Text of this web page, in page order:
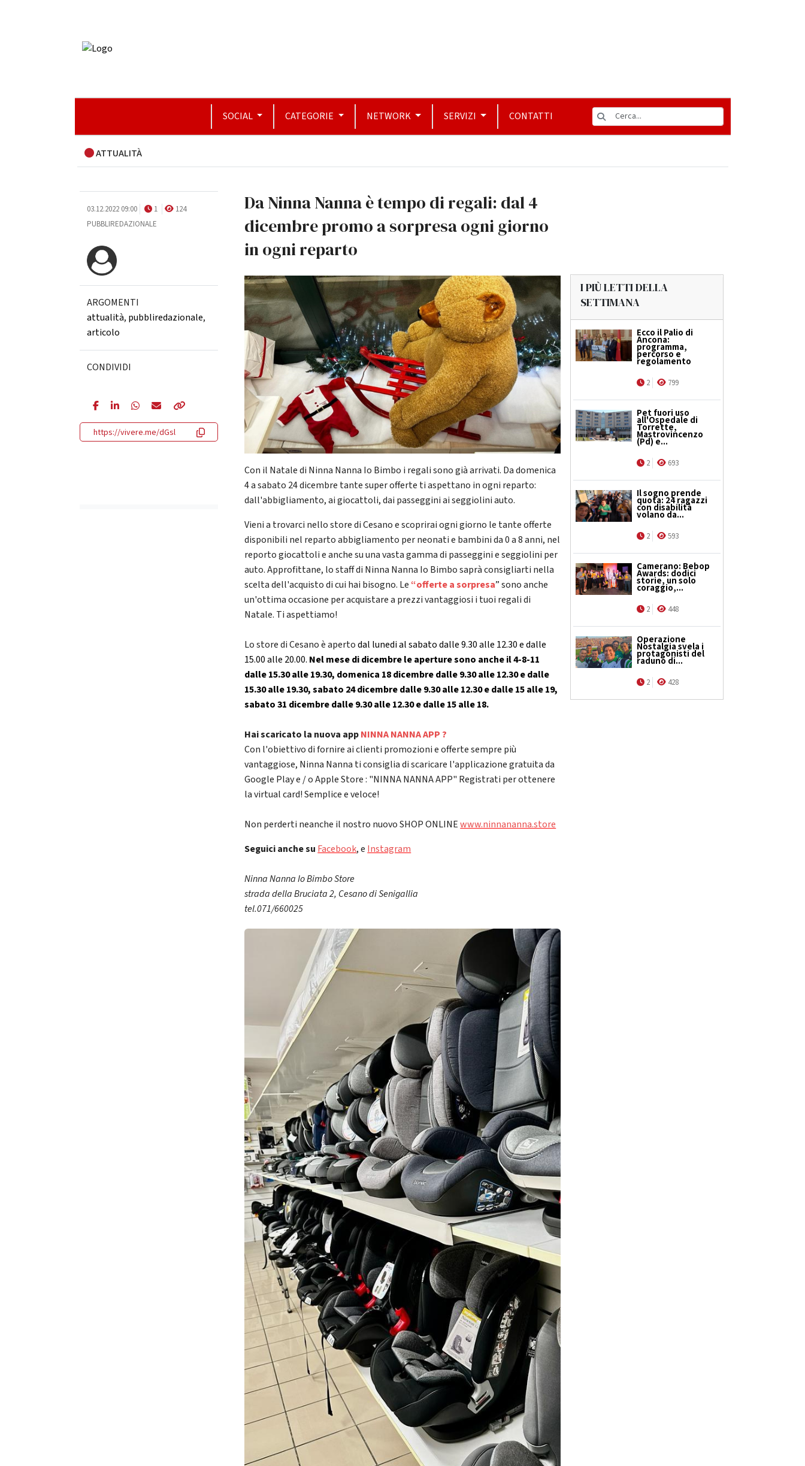
SOCIAL CATEGORIE NETWORK SERVIZI CONTATTI
ATTUALITÀ
03.12.2022 09:00 1
124
PUBBLIREDAZIONALE
ARGOMENTI
attualità, pubbliredazionale,
articolo
CONDIVIDI
https://vivere.me/dGsl
Da Ninna Nanna è tempo di regali: dal 4
dicembre promo a sorpresa ogni giorno
in ogni reparto
Con il Natale di Ninna Nanna Io Bimbo i regali sono già arrivati. Da domenica
4 a sabato 24 dicembre tante super offerte ti aspettano in ogni reparto:
dall'abbigliamento, ai giocattoli, dai passeggini ai seggiolini auto.
Vieni a trovarci nello store di Cesano e scoprirai ogni giorno le tante offerte
disponibili nel reparto abbigliamento per neonati e bambini da 0 a 8 anni, nel
reporto giocattoli e anche su una vasta gamma di passeggini e seggiolini per
auto. Approfittane, lo staff di Ninna Nanna Io Bimbo saprà consigliarti nella
scelta dell'acquisto di cui hai bisogno. Le “offerte a sorpresa” sono anche
un'ottima occasione per acquistare a prezzi vantaggiosi i tuoi regali di
Natale. Ti aspettiamo!
Lo store di Cesano è apertodal lunedi al sabato dalle 9.30 alle 12.30 e dalle
15.00 alle 20.00. Nel mese di dicembre le aperture sono anche il 4-8-11
dalle 15.30 alle 19.30, domenica 18 dicembre dalle 9.30 alle 12.30 e dalle
15.30 alle 19.30, sabato 24 dicembre dalle 9.30 alle 12.30 e dalle 15 alle 19,
sabato 31 dicembre dalle 9.30 alle 12.30 e dalle 15 alle 18.
Hai scaricato la nuova appNINNA NANNA APP ?
Con l'obiettivo di fornire ai clienti promozioni e offerte sempre più
vantaggiose, Ninna Nanna ti consiglia di scaricare l'applicazione gratuita da
Google Play e / o Apple Store : "NINNA NANNA APP" Registrati per ottenere
la virtual card! Semplice e veloce!
Non perderti neanche il nostro nuovo SHOP ONLINEwww.ninnananna.store
Seguici anche su Facebook, e Instagram
Ninna Nanna Io Bimbo Store
strada della Bruciata 2, Cesano di Senigallia
tel.071/660025
I PIÙ LETTI DELLA
SETTIMANA
Ecco il Palio di
Ancona:
programma,
percorso e
regolamento
2 799
Pet fuori uso
all'Ospedale di
Torrette,
Mastrovincenzo
(Pd) e...
2 693
Il sogno prende
quota: 24 ragazzi
con disabilità
volano da...
2 593
Camerano: Bebop
Awards: dodici
storie, un solo
coraggio,...
2 448
Operazione
Nostalgia svela i
protagonisti del
raduno di...
2 428